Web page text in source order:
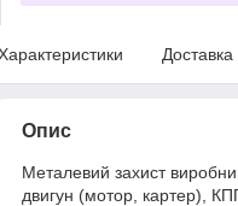
Доставка
Опис
Металевий захист
двигун (мотор, картер),